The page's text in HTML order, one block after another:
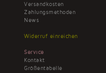
Versandkosten
Zahlungsmethoden
News
Widerruf einreichen
Service
Kontakt
Größentabelle